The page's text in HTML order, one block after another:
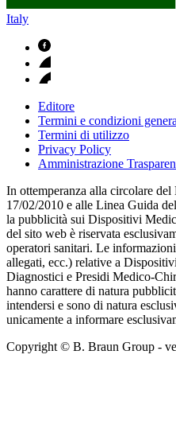
Italy
Editore
Termini e condizioni
Termini di utilizzo
Privacy Policy
Amministrazione
In ottemperanza alla circolare
17/02/2010 e alle Linea Guida
la pubblicità sui Dispositivi
del sito web è riservata
operatori sanitari. Le
allegati, ecc.) relative a
Diagnostici e Presidi Medico-
hanno carattere di natura
intendersi e sono di natura
unicamente a informare
Copyright © B. Braun Group -